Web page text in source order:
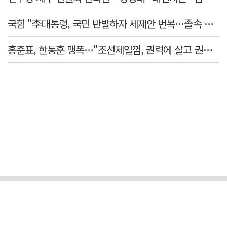
국힘 "李대통령, 국민 반발하자 세제안 번복…졸속 국정 즉각 중단"
홍준표, 한동훈 맹폭…"조선제일껌, 권력에 살고 권력에 죽었다"